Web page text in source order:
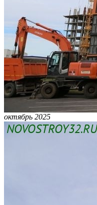
октябрь 2025